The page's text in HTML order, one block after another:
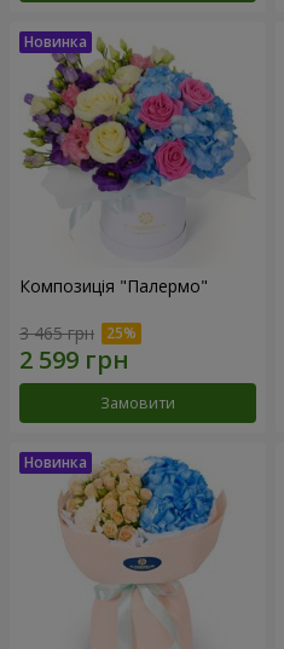
Композиція "Палермо"
3 465 грн
Замовити